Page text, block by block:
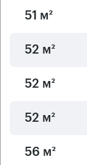
51 м²
52 м²
52 м²
52 м²
56 м²